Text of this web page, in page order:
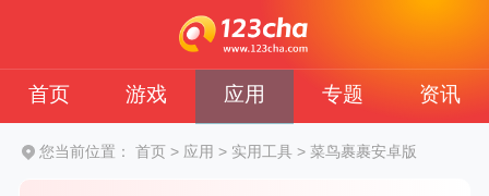
首页 游戏 应用 专题 资讯
您当前位置： 首页 > 应用 > 实用工具 >菜鸟裹裹安卓版